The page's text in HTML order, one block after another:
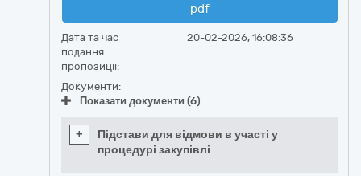
pdf
Дата та час
подання
пропозиції:
20-02-2026, 16:08:36
Документи:
Показати документи (6)
+
Підстави для відмови в участі у
процедурі закупівлі